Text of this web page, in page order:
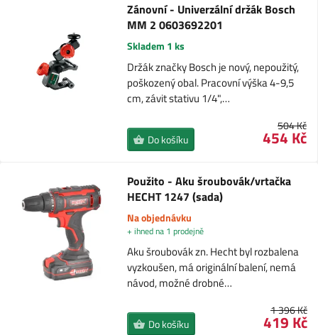
Zánovní - Univerzální držák Bosch
MM 2 0603692201
Skladem 1 ks
Držák značky Bosch je nový, nepoužitý,
poškozený obal. Pracovní výška 4-9,5
cm, závit stativu 1/4",…
504 Kč
454 Kč
Do košíku
Použito - Aku šroubovák/vrtačka
HECHT 1247 (sada)
Na objednávku
+ ihned na 1 prodejně
Aku šroubovák zn. Hecht byl rozbalena
vyzkoušen, má originální balení, nemá
návod, možné drobné…
1 396 Kč
419 Kč
Do košíku